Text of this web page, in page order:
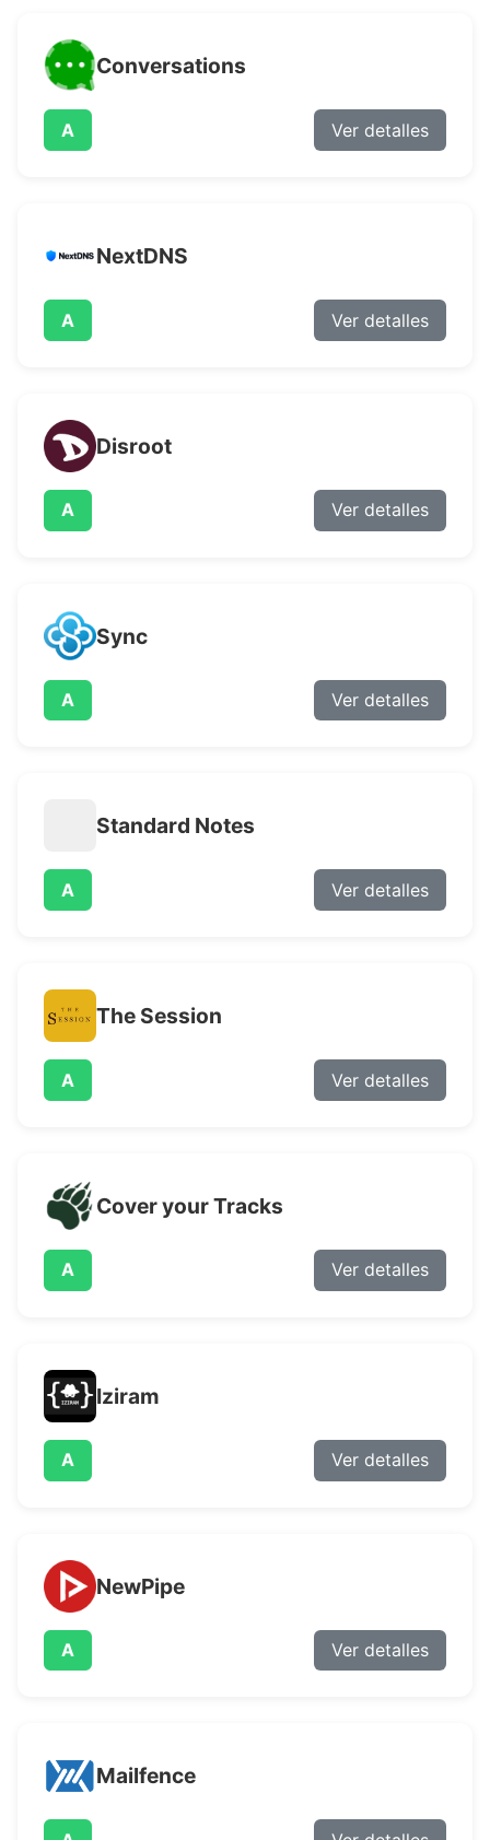
Conversations
A Ver detalles
NextDNS
A Ver detalles
Disroot
A Ver detalles
Sync
A Ver detalles
Standard Notes
A Ver detalles
The Session
A Ver detalles
Cover your Tracks
A Ver detalles
Iziram
A Ver detalles
NewPipe
A Ver detalles
Mailfence